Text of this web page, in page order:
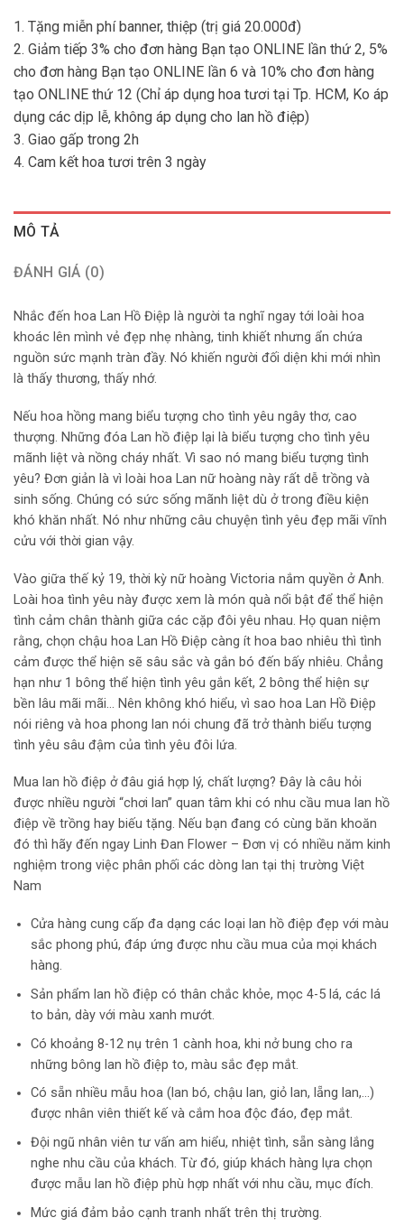
1. Tặng miễn phí banner, thiệp (trị giá 20.000đ)
2. Giảm tiếp 3% cho đơn hàng Bạn tạo ONLINE lần thứ 2, 5%
cho đơn hàng Bạn tạo ONLINE lần 6 và 10% cho đơn hàng
tạo ONLINE thứ 12 (Chỉ áp dụng hoa tươi tại Tp. HCM, Ko áp
dụng các dịp lễ, không áp dụng cho lan hồ điệp)
3. Giao gấp trong 2h
4. Cam kết hoa tươi trên 3 ngày
MÔ TẢ
ĐÁNH GIÁ (0)
Nhắc đến hoa Lan Hồ Điệp là người ta nghĩ ngay tới loài hoa
khoác lên mình vẻ đẹp nhẹ nhàng, tinh khiết nhưng ẩn chứa
nguồn sức mạnh tràn đầy. Nó khiến người đối diện khi mới nhìn
là thấy thương, thấy nhớ.
Nếu hoa hồng mang biểu tượng cho tình yêu ngây thơ, cao
thượng. Những đóa Lan hồ điệp lại là biểu tượng cho tình yêu
mãnh liệt và nồng cháy nhất. Vì sao nó mang biểu tượng tình
yêu? Đơn giản là vì loài hoa Lan nữ hoàng này rất dễ trồng và
sinh sống. Chúng có sức sống mãnh liệt dù ở trong điều kiện
khó khăn nhất. Nó như những câu chuyện tình yêu đẹp mãi vĩnh
cửu với thời gian vậy.
Vào giữa thế kỷ 19, thời kỳ nữ hoàng Victoria nắm quyền ở Anh.
Loài hoa tình yêu này được xem là món quà nổi bật để thể hiện
tình cảm chân thành giữa các cặp đôi yêu nhau. Họ quan niệm
rằng, chọn chậu hoa Lan Hồ Điệp càng ít hoa bao nhiêu thì tình
cảm được thể hiện sẽ sâu sắc và gắn bó đến bấy nhiêu. Chẳng
hạn như 1 bông thể hiện tình yêu gắn kết, 2 bông thể hiện sự
bền lâu mãi mãi… Nên không khó hiểu, vì sao hoa Lan Hồ Điệp
nói riêng và hoa phong lan nói chung đã trở thành biểu tượng
tình yêu sâu đậm của tình yêu đôi lứa.
Mua lan hồ điệp ở đâu giá hợp lý, chất lượng? Đây là câu hỏi
được nhiều người “chơi lan” quan tâm khi có nhu cầu mua lan hồ
điệp về trồng hay biếu tặng. Nếu bạn đang có cùng băn khoăn
đó thì hãy đến ngay Linh Đan Flower – Đơn vị có nhiều năm kinh
nghiệm trong việc phân phối các dòng lan tại thị trường Việt
Nam
Cửa hàng cung cấp đa dạng các loại lan hồ điệp đẹp với màu
sắc phong phú, đáp ứng được nhu cầu mua của mọi khách
hàng.
Sản phẩm lan hồ điệp có thân chắc khỏe, mọc 4-5 lá, các lá
to bản, dày với màu xanh mướt.
Có khoảng 8-12 nụ trên 1 cành hoa, khi nở bung cho ra
những bông lan hồ điệp to, màu sắc đẹp mắt.
Có sẵn nhiều mẫu hoa (lan bó, chậu lan, giỏ lan, lẵng lan,…)
được nhân viên thiết kế và cắm hoa độc đáo, đẹp mắt.
Đội ngũ nhân viên tư vấn am hiểu, nhiệt tình, sẵn sàng lắng
nghe nhu cầu của khách. Từ đó, giúp khách hàng lựa chọn
được mẫu lan hồ điệp phù hợp nhất với nhu cầu, mục đích.
Mức giá đảm bảo cạnh tranh nhất trên thị trường.